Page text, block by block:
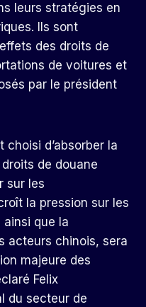
leurs stratégies en
Ils sont
des droits de
de voitures et
par le président
d’absorber la
de douane
sur les
la pression sur les
que la
acteurs chinois, sera
majeure des
Felix
du secteur de